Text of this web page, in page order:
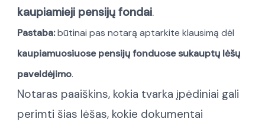
kaupiamieji pensijų fondai.
Pastaba:būtinai pas notarą aptarkite klausimą dėl
kaupiamuosiuose pensijų fonduose sukauptų lėšų
paveldėjimo.
Notaras paaiškins, kokia tvarka įpėdiniai gali
perimti šias lėšas, kokie dokumentai